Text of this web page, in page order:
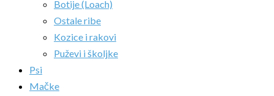
Botije (Loach)
Ostale ribe
Kozice i rakovi
Puževi i školjke
Psi
Mačke